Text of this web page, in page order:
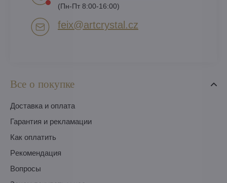
Все о покупке
Доставка и оплата
Гарантия и рекламации
Как оплатить
Pекомендация
Вопросы
(Пн-Пт 8:00-16:00)
feix​@artcrystal​.cz